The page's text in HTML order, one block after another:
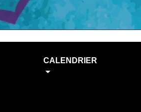
CALENDRIER